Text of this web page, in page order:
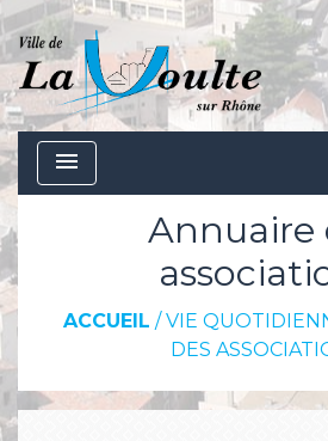
menu
Annuaire
ACCUEIL /VIE
DES